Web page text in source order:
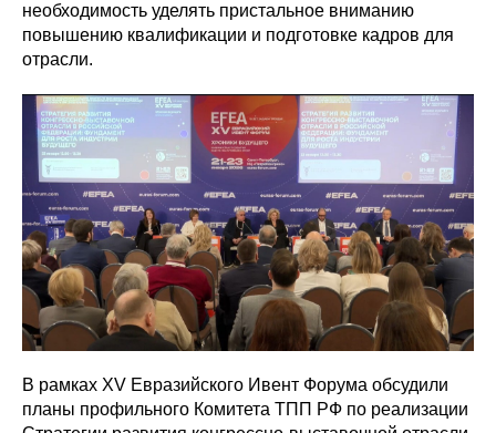
необходимость уделять пристальное вниманию
повышению квалификации и подготовке кадров для
отрасли.
В рамках XV Евразийского Ивент Форума обсудили
планы профильного Комитета ТПП РФ по реализации